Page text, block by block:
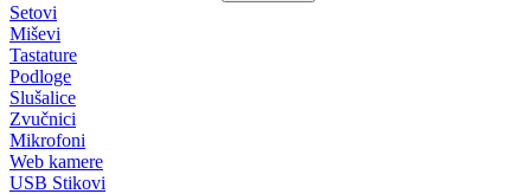
Setovi
Miševi
Tastature
Podloge
Slušalice
Zvučnici
Mikrofoni
Web kamere
USB Stikovi